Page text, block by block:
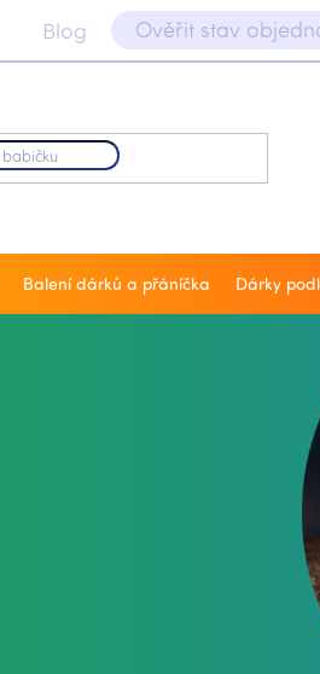
Blog Ověřit stav
Balení dárků a přáníčka Dárky